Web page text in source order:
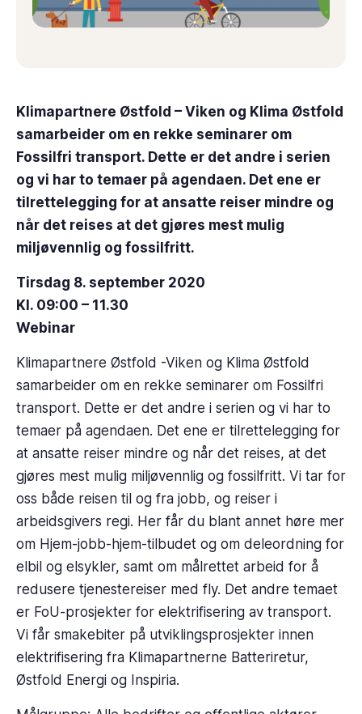
Klimapartnere Østfold – Viken og Klima Østfold
samarbeider om en rekke seminarer om
Fossilfri transport. Dette er det andre i serien
og vi har to temaer på agendaen. Det ene er
tilrettelegging for at ansatte reiser mindre og
når det reises at det gjøres mest mulig
miljøvennlig og fossilfritt.
Tirsdag 8. september 2020
Kl. 09:00 – 11.30
Webinar
Klimapartnere Østfold -Viken og Klima Østfold
samarbeider om en rekke seminarer om Fossilfri
transport. Dette er det andre i serien og vi har to
temaer på agendaen. Det ene er tilrettelegging for
at ansatte reiser mindre og når det reises, at det
gjøres mest mulig miljøvennlig og fossilfritt. Vi tar for
oss både reisen til og fra jobb, og reiser i
arbeidsgivers regi. Her får du blant annet høre mer
om Hjem-jobb-hjem-tilbudet og om deleordning for
elbil og elsykler, samt om målrettet arbeid for å
redusere tjenestereiser med fly. Det andre temaet
er FoU-prosjekter for elektrifisering av transport.
Vi får smakebiter på utviklingsprosjekter innen
elektrifisering fra Klimapartnerne Batteriretur,
Østfold Energi og Inspiria.